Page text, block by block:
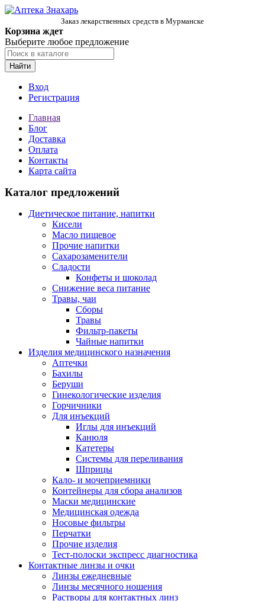
Заказ лекарственных средств в Мурманске
Корзина ждет
Выберите любое предложение
Найти
Вход
Регистрация
Главная
Блог
Доставка
Оплата
Контакты
Карта сайта
Каталог предложений
Диетическое питание, напитки
Кисели
Масло пищевое
Прочие напитки
Сахарозаменители
Сладости
Конфеты и шоколад
Снижение веса питание
Травы, чаи
Сборы
Травы
Фильтр-пакеты
Чайные напитки
Изделия медицинского назначения
Аптечки
Бахилы
Беруши
Гинекологические изделия
Горчичники
Для инъекций
Иглы для инъекций
Канюля
Катетеры
Системы для переливания
Шприцы
Кало- и мочеприемники
Контейнеры для сбора анализов
Маски медицинские
Медицинская одежда
Носовые фильтры
Перчатки
Прочие изделия
Тест-полоски экспресс диагностика
Контактные линзы и очки
Линзы ежедневные
Линзы месячного ношения
Растворы для контактных линз